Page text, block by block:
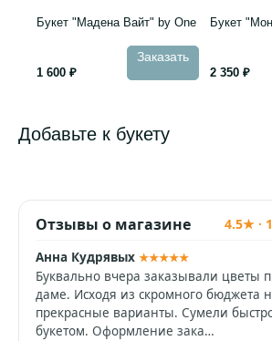
Букет "Мадена Вайт" by One
1 600 ₽
Заказать
Букет
2 350 ₽
Добавьте к букету
Отзывы о магазине 4.5★ ·
Анна Кудрявых ★★★★★
Буквально вчера заказывали цветы
даме. Исходя из скромного бюджета
прекрасные варианты. Сумели
букетом. Оформление зака…